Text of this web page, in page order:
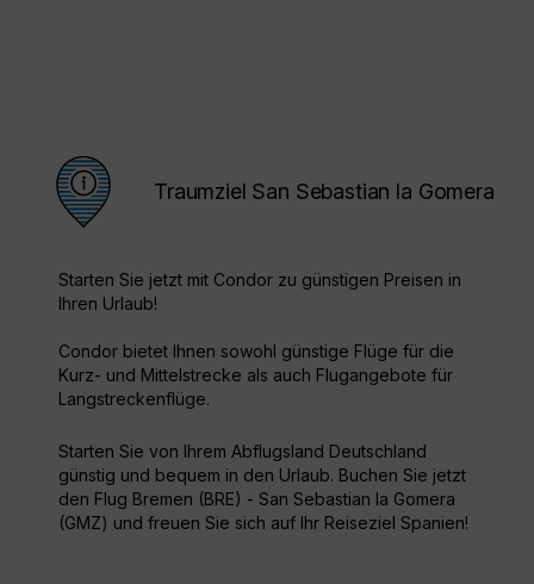
Traumziel San Sebastian la Gomera
Starten Sie jetzt mit Condor zu günstigen Preisen in
Ihren Urlaub!
Condor bietet Ihnen sowohl günstige Flüge für die
Kurz- und Mittelstrecke als auch Flugangebote für
Langstreckenflüge.
Starten Sie von Ihrem Abflugsland Deutschland
günstig und bequem in den Urlaub. Buchen Sie jetzt
den Flug Bremen (BRE) - San Sebastian la Gomera
(GMZ) und freuen Sie sich auf Ihr Reiseziel Spanien!